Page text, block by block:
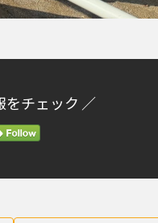
をチェック ／